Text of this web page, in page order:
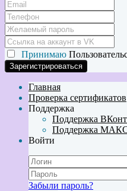
Принимаю
Главная
Проверка сертификатов
Поддержка
Поддержка
Поддержка
Войти
Забыли пароль?